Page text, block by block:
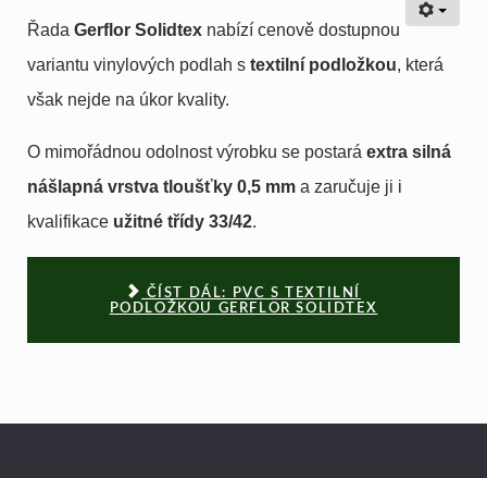
Řada Gerflor Solidtex nabízí cenově dostupnou
variantu vinylových podlah s textilní podložkou, která
však nejde na úkor kvality.
O mimořádnou odolnost výrobku se postará extra silná
nášlapná vrstva tloušťky 0,5 mm a zaručuje ji i
kvalifikace užitné třídy 33/42.
ČÍST DÁL: PVC S TEXTILNÍ
PODLOŽKOU GERFLOR SOLIDTEX